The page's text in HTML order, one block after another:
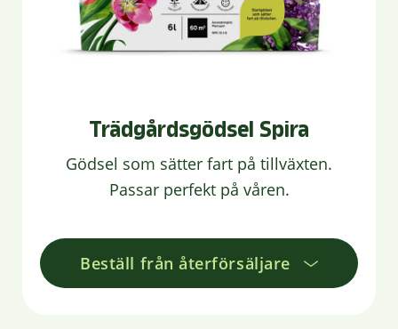
Trädgårdsgödsel Spira
Gödsel som sätter fart på tillväxten.
Passar perfekt på våren.
Beställ från återförsäljare